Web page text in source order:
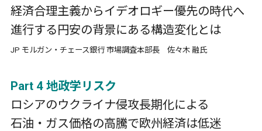
経済合理主義からイデオロギー優先の時代へ
進行する円安の背景にある構造変化とは
JP モルガン・チェース銀行 市場調査本部長 佐々木 融氏
Part 4 地政学リスク
ロシアのウクライナ侵攻長期化による
石油・ガス価格の高騰で欧州経済は低迷